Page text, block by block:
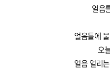
얼음
얼음틀에
오
얼음 얼리